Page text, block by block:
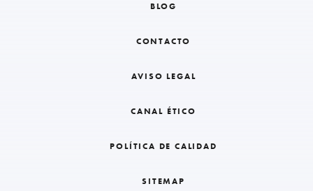
BLOG
CONTACTO
AVISO LEGAL
CANAL ÉTICO
POLÍTICA DE CALIDAD
SITEMAP